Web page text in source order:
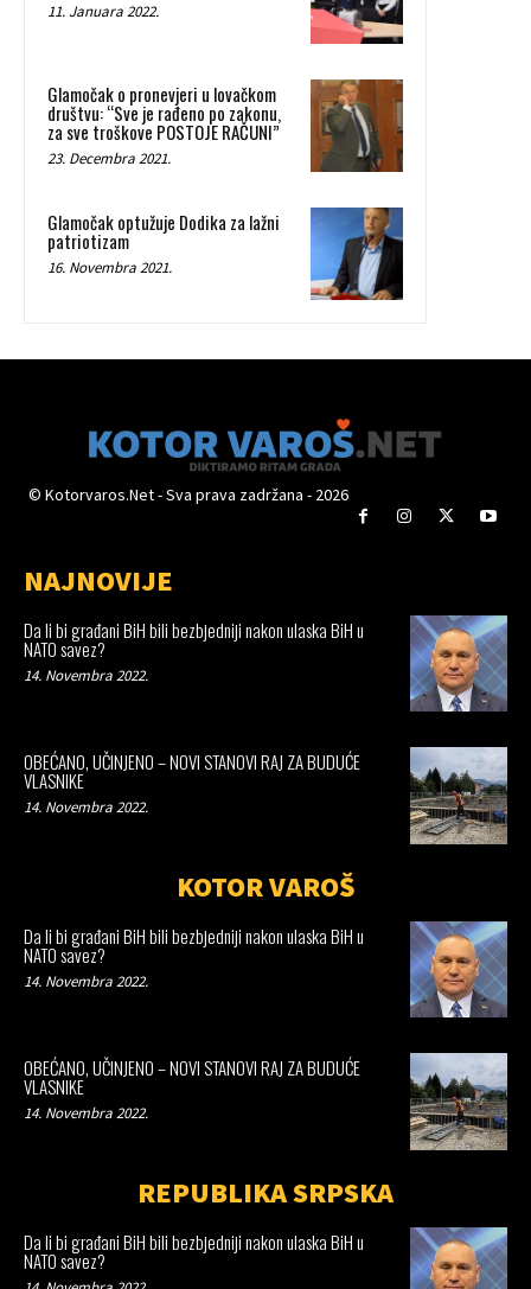
11. Januara 2022.
Glamočak o pronevjeri u lovačkom
društvu: “Sve je rađeno po zakonu,
za sve troškove POSTOJE RAČUNI”
23. Decembra 2021.
Glamočak optužuje Dodika za lažni
patriotizam
16. Novembra 2021.
© Kotorvaros.Net - Sva prava zadržana - 2026
NAJNOVIJE
Da li bi građani BiH bili bezbjedniji nakon ulaska BiH u
NATO savez?
14. Novembra 2022.
OBEĆANO, UČINJENO – NOVI STANOVI RAJ ZA BUDUĆE
VLASNIKE
14. Novembra 2022.
KOTOR VAROŠ
Da li bi građani BiH bili bezbjedniji nakon ulaska BiH u
NATO savez?
14. Novembra 2022.
OBEĆANO, UČINJENO – NOVI STANOVI RAJ ZA BUDUĆE
VLASNIKE
14. Novembra 2022.
REPUBLIKA SRPSKA
Da li bi građani BiH bili bezbjedniji nakon ulaska BiH u
NATO savez?